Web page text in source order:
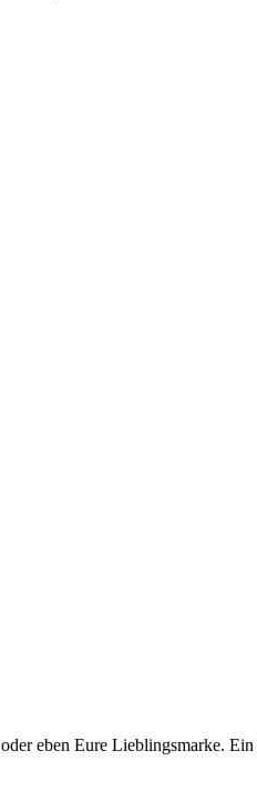
oder eben Eure Lieblingsmarke. Ein